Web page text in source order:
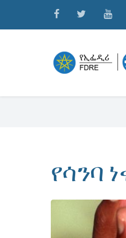
main
facebooktwitter
የሳንባ